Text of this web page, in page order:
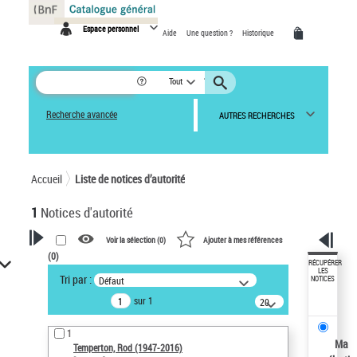
Espace personnel Aide Une question ? Historique
Tout
Recherche avancée AUTRES RECHERCHES
Accueil Liste de notices d’autorité
1 Notices d'autorité
VOTRE RECHERCHE
Recherche avancée dans les
notices d’autorité
Œuvres liées à l'auteur :
Temperton, Rod (1947-2016)
Voir la sélection (0) Ajouter à mes références
(0)
Tri par : Défaut
sur 1
20
résultats/page
1
Temperton, Rod (1947-2016)
RÉCUPÉRER
LES
NOTICES
Ma
Panneau de gestion des cookies